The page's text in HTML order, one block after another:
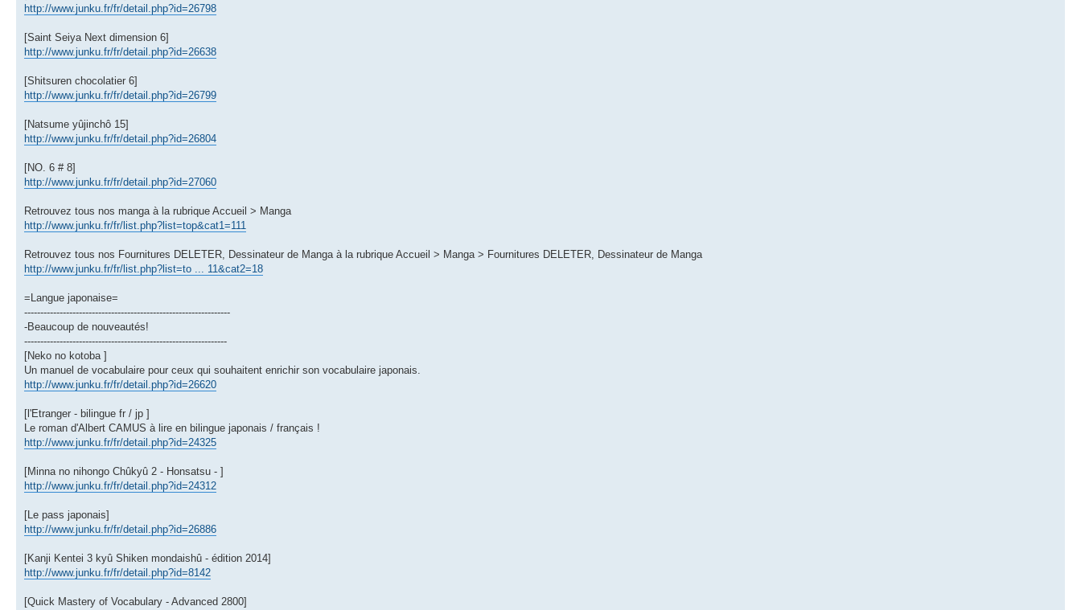
http://www.junku.fr/fr/detail.php?id=26798
[Saint Seiya Next dimension 6]
http://www.junku.fr/fr/detail.php?id=26638
[Shitsuren chocolatier 6]
http://www.junku.fr/fr/detail.php?id=26799
[Natsume yûjinchô 15]
http://www.junku.fr/fr/detail.php?id=26804
[NO. 6 # 8]
http://www.junku.fr/fr/detail.php?id=27060
Retrouvez tous nos manga à la rubrique Accueil > Manga
http://www.junku.fr/fr/list.php?list=top&cat1=111
Retrouvez tous nos Fournitures DELETER, Dessinateur de Manga à la rubrique Accueil > Manga > Fournitures DELETER, Dessinateur de Manga
http://www.junku.fr/fr/list.php?list=to ... 11&cat2=18
=Langue japonaise=
----------------------------------------------------------------
-Beaucoup de nouveautés!
---------------------------------------------------------------
[Neko no kotoba ]
Un manuel de vocabulaire pour ceux qui souhaitent enrichir son vocabulaire japonais.
http://www.junku.fr/fr/detail.php?id=26620
[l'Etranger - bilingue fr / jp ]
Le roman d'Albert CAMUS à lire en bilingue japonais / français !
http://www.junku.fr/fr/detail.php?id=24325
[Minna no nihongo Chûkyû 2 - Honsatsu - ]
http://www.junku.fr/fr/detail.php?id=24312
[Le pass japonais]
http://www.junku.fr/fr/detail.php?id=26886
[Kanji Kentei 3 kyû Shiken mondaishû - édition 2014]
http://www.junku.fr/fr/detail.php?id=8142
[Quick Mastery of Vocabulary - Advanced 2800]